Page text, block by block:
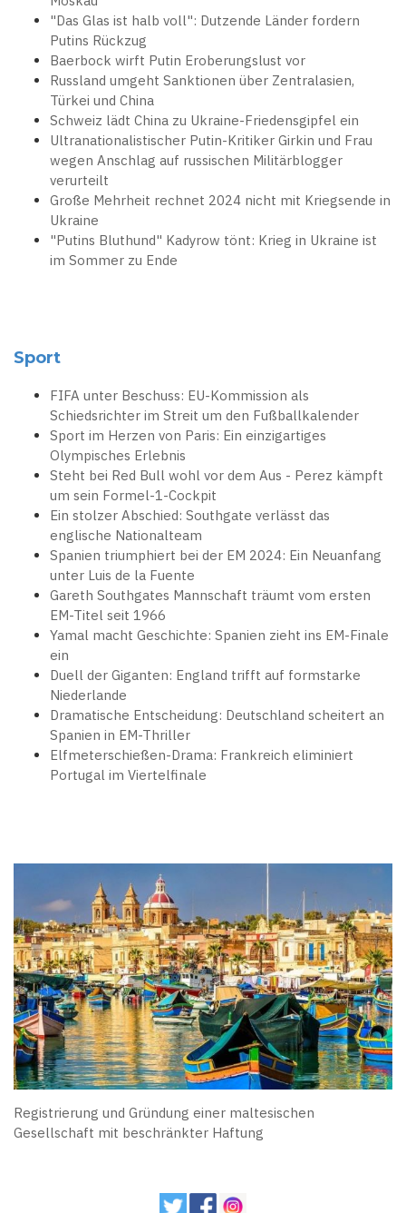
"Das Glas ist halb voll": Dutzende Länder fordern
Putins Rückzug
Baerbock wirft Putin Eroberungslust vor
Russland umgeht Sanktionen über Zentralasien,
Türkei und China
Schweiz lädt China zu Ukraine-Friedensgipfel ein
Ultranationalistischer Putin-Kritiker Girkin und Frau
wegen Anschlag auf russischen Militärblogger
verurteilt
Große Mehrheit rechnet 2024 nicht mit Kriegsende in
Ukraine
"Putins Bluthund" Kadyrow tönt: Krieg in Ukraine ist
im Sommer zu Ende
Sport
FIFA unter Beschuss: EU-Kommission als
Schiedsrichter im Streit um den Fußballkalender
Sport im Herzen von Paris: Ein einzigartiges
Olympisches Erlebnis
Steht bei Red Bull wohl vor dem Aus - Perez kämpft
um sein Formel-1-Cockpit
Ein stolzer Abschied: Southgate verlässt das
englische Nationalteam
Spanien triumphiert bei der EM 2024: Ein Neuanfang
unter Luis de la Fuente
Gareth Southgates Mannschaft träumt vom ersten
EM-Titel seit 1966
Yamal macht Geschichte: Spanien zieht ins EM-Finale
ein
Duell der Giganten: England trifft auf formstarke
Niederlande
Dramatische Entscheidung: Deutschland scheitert an
Spanien in EM-Thriller
Elfmeterschießen-Drama: Frankreich eliminiert
Portugal im Viertelfinale
Registrierung und Gründung einer maltesischen
Gesellschaft mit beschränkter Haftung